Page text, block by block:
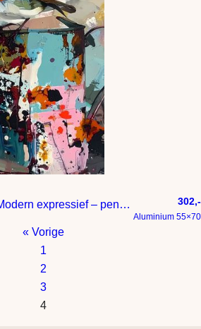
Roodborst op gieter – Modern expressief – penseelstreken en abstracte kleurige vlakken 302,-
Aluminium 55×70
« Vorige
1
2
3
4